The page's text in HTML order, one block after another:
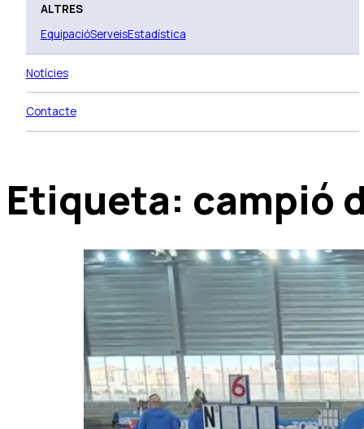
ALTRES
EquipacióServeisEstadística
Notícies
Contacte
Etiqueta: campió